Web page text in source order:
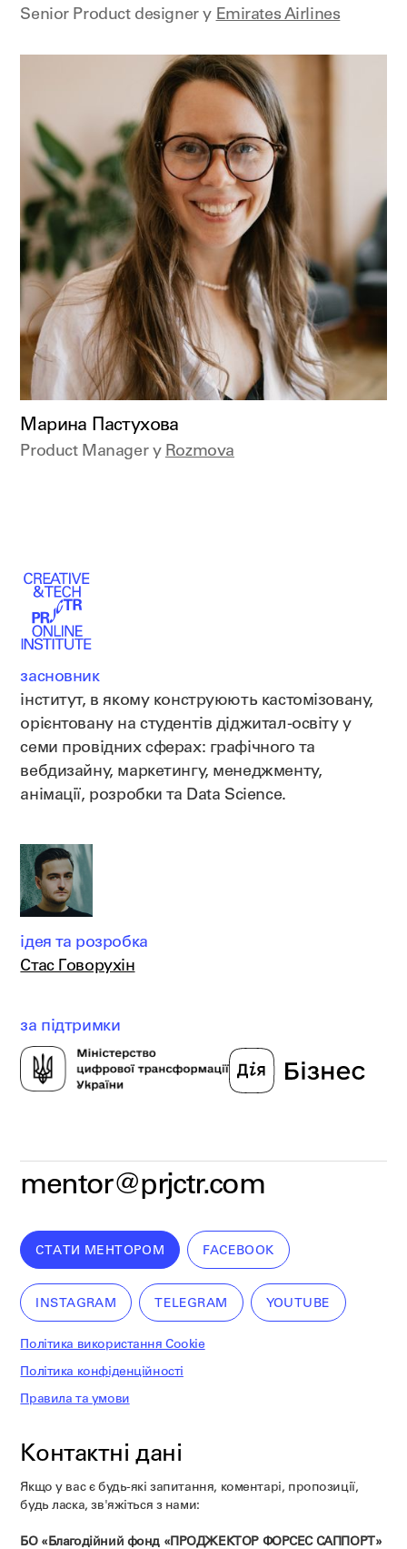
Senior Product designer у Emirates Airlines
Марина Пастухова
Product Manager у Rozmova
засновник
інститут, в якому конструюють кастомізовану,
орієнтовану на студентів діджитал-освіту у
семи провідних сферах: графічного та
вебдизайну, маркетингу, менеджменту,
анімації, розробки та Data Science.
за підтримки
ідея та розробка
Стас Говорухін
mentor@prjctr.com
СТАТИ МЕНТОРОМ FACEBOOK
INSTAGRAM TELEGRAM YOUTUBE
Політика використання Cookie
Політика конфіденційності
Правила та умови
Контактні дані
Якщо у вас є будь-які запитання, коментарі, пропозиції,
будь ласка, зв'яжіться з нами:
БО «Благодійний фонд «ПРОДЖЕКТОР ФОРСЕС САППОРТ»